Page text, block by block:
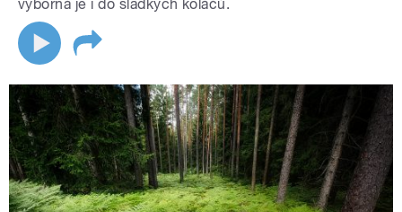
výborná je i do sladkých koláčů.